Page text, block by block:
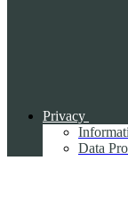
Privacy
Data